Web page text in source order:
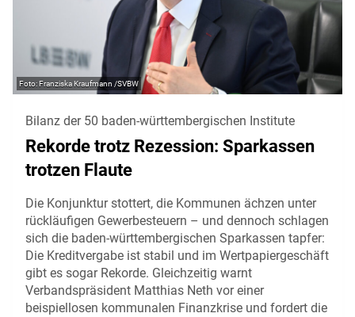
Franziska Kraufmann /SVBW
Bilanz der 50 baden-württembergischen Institute
Rekorde trotz Rezession: Sparkassen
trotzen Flaute
Die Konjunktur stottert, die Kommunen ächzen unter
rückläufigen Gewerbesteuern – und dennoch schlagen
sich die baden-württembergischen Sparkassen tapfer:
Die Kreditvergabe ist stabil und im Wertpapiergeschäft
gibt es sogar Rekorde. Gleichzeitig warnt
Verbandspräsident Matthias Neth vor einer
beispiellosen kommunalen Finanzkrise und fordert die